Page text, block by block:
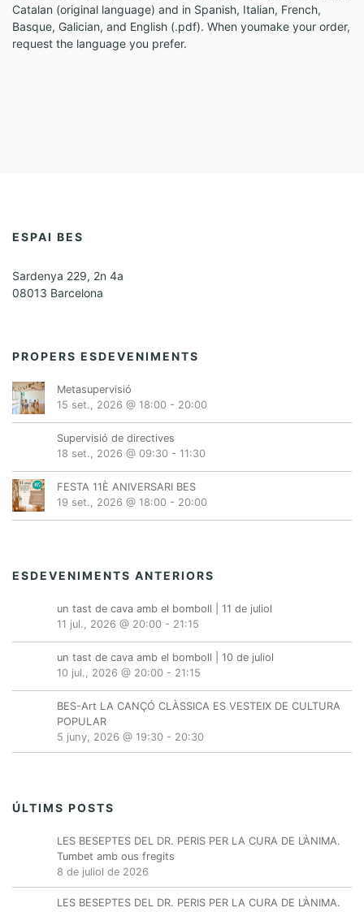
Catalan (original language) and in Spanish, Italian, French,
Basque, Galician, and English (.pdf). When youmake your order,
request the language you prefer.
ESPAI BES
Sardenya 229, 2n 4a
08013 Barcelona
PROPERS ESDEVENIMENTS
Metasupervisió
15 set., 2026 @ 18:00 - 20:00
Supervisió de directives
18 set., 2026 @ 09:30 - 11:30
FESTA 11È ANIVERSARI BES
19 set., 2026 @ 18:00 - 20:00
ESDEVENIMENTS ANTERIORS
un tast de cava amb el bomboll | 11 de juliol
11 jul., 2026 @ 20:00 - 21:15
un tast de cava amb el bomboll | 10 de juliol
10 jul., 2026 @ 20:00 - 21:15
BES-Art LA CANÇÓ CLÀSSICA ES VESTEIX DE CULTURA
POPULAR
5 juny, 2026 @ 19:30 - 20:30
ÚLTIMS POSTS
LES BESEPTES DEL DR. PERIS PER LA CURA DE L’ÀNIMA.
Tumbet amb ous fregits
8 de juliol de 2026
LES BESEPTES DEL DR. PERIS PER LA CURA DE L’ÀNIMA.